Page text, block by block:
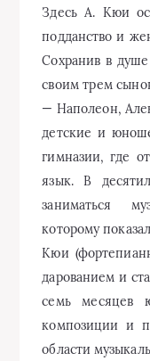
Здесь А. Кюи
подданство и
Сохранив в
своим трем
— Наполеон,
детские и
гимназии, где
язык. В
заниматься
которому
Кюи
дарованием и
семь месяцев
композиции и
области